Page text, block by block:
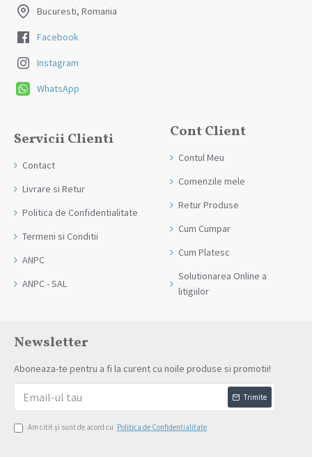
Produsele sunt livrate la adresa specificata de tine ca adresa de
livrare in momentul plasarii comenzii.
Bucuresti, Romania
Facebook
Instagram
WhatsApp
Servicii Clienti
Contact
Livrare si Retur
Politica de Confidentialitate
Termeni si Conditii
ANPC
ANPC - SAL
Cont Client
Contul Meu
Comenzile mele
Retur Produse
Cum Cumpar
Cum Platesc
Solutionarea Online a
litigiilor
Newsletter
Aboneaza-te pentru a fi la curent cu noile produse si promotii!
Trimite
Am citit şi sunt de acord cu Politica de Confidentialitate